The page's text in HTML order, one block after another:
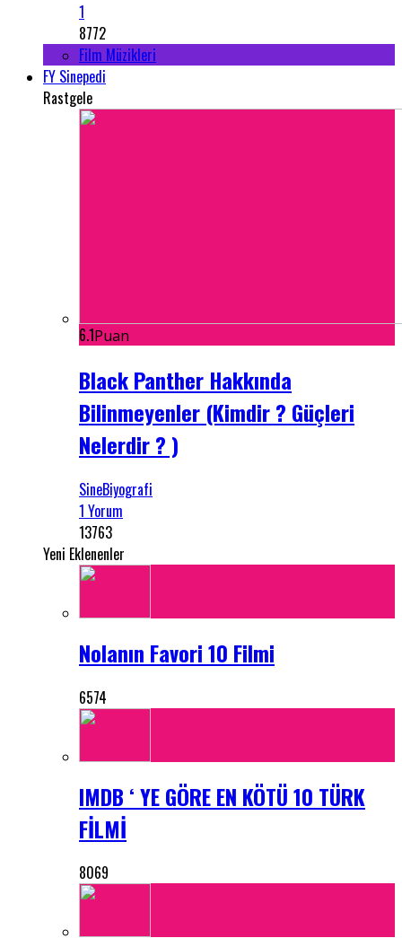
1
8772
Film Müzikleri
FY Sinepedi
Rastgele
6.1Puan
Black Panther Hakkında
Bilinmeyenler (Kimdir ? Güçleri
Nelerdir ? )
SineBiyografi
1 Yorum
13763
Yeni Eklenenler
Nolanın Favori 10 Filmi
6574
IMDB ‘ YE GÖRE EN KÖTÜ 10 TÜRK
FİLMİ
8069